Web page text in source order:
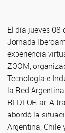
El día jueves 08
Jornada
experiencia
ZOOM,
Tecnología e
la Red
REDFOR.ar. A
abordó la
Argentina, Chile